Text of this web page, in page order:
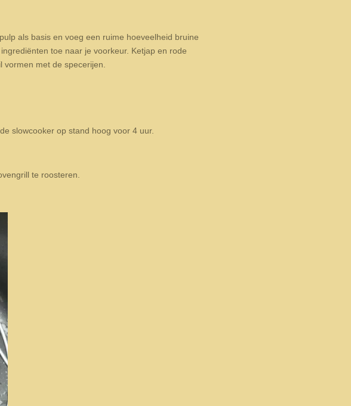
als basis en voeg een ruime hoeveelheid bruine
toe naar je voorkeur. Ketjap en rode
met de specerijen.
slowcooker op stand hoog voor 4 uur.
te roosteren.